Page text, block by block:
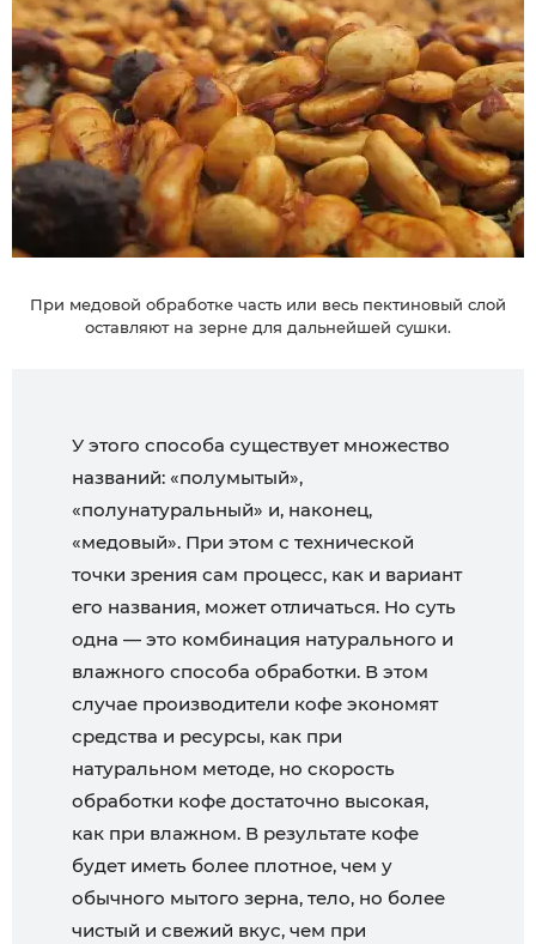
При медовой обработке часть или весь пектиновый слой
оставляют на зерне для дальнейшей сушки.
У этого способа существует множество
названий: «полумытый»,
«полунатуральный» и, наконец,
«медовый». При этом с технической
точки зрения сам процесс, как и вариант
его названия, может отличаться. Но суть
одна — это комбинация натурального и
влажного способа обработки. В этом
случае производители кофе экономят
средства и ресурсы, как при
натуральном методе, но скорость
обработки кофе достаточно высокая,
как при влажном. В результате кофе
будет иметь более плотное, чем у
обычного мытого зерна, тело, но более
чистый и свежий вкус, чем при